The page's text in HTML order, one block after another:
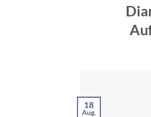
18
Aug.